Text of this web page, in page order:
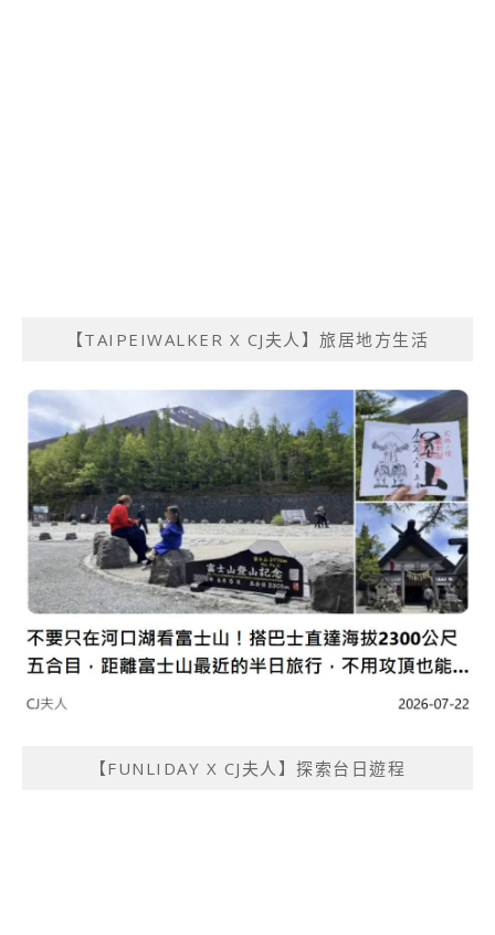
【TAIPEIWALKER X CJ夫人】旅居地方生活
【FUNLIDAY X CJ夫人】探索台日遊程